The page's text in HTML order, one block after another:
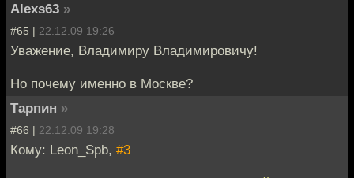
Alexs63 »
#65 | 22.12.09 19:26
Уважение, Владимиру Владимировичу!
Но почему именно в Москве?
Тарпин »
#66 | 22.12.09 19:28
Кому: Leon_Spb, #3